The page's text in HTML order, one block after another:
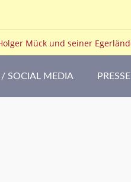
/ SOCIAL MEDIA PRESSE